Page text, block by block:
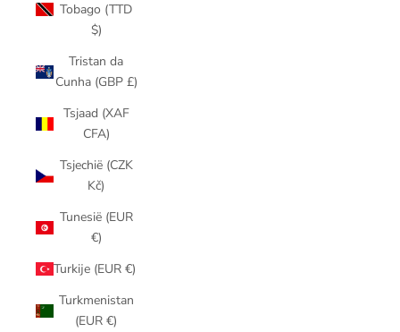
Tobago (TTD
$)
Tristan da
Cunha (GBP £)
Tsjaad (XAF
CFA)
Tsjechië (CZK
Kč)
Tunesië (EUR
€)
Turkije (EUR €)
Turkmenistan
(EUR €)